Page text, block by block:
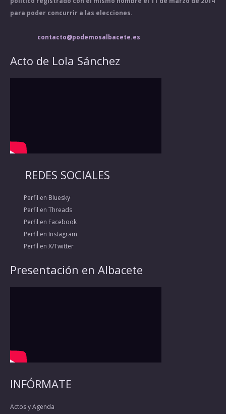
para poder concurrir a las elecciones.
contacto@podemosalbacete.es
Acto de Lola Sánchez
REDES SOCIALES
Perfil en Bluesky
Perfil en Threads
Perfil en Facebook
Perfil en Instagram
Perfil en X/Twitter
Presentación en Albacete
INFÓRMATE
Actos y Agenda